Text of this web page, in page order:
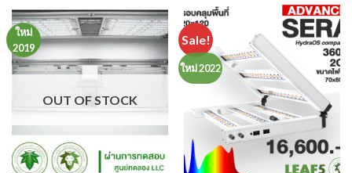
ใหม่
2019
OUT OF STOCK
Sale!
ใหม่ 2022